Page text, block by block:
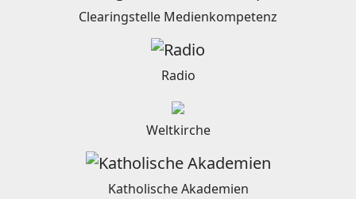
Clearingstelle Medienkompetenz
Radio
Weltkirche
Katholische Akademien